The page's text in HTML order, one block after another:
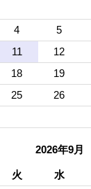
4 5
11 12
18 19
25 26
2026年9月
火 水